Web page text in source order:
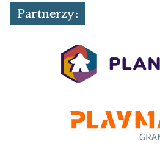
Partnerzy: